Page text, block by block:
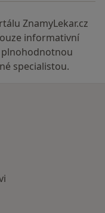
ZnamyLekar.cz
informativní
specialistou.